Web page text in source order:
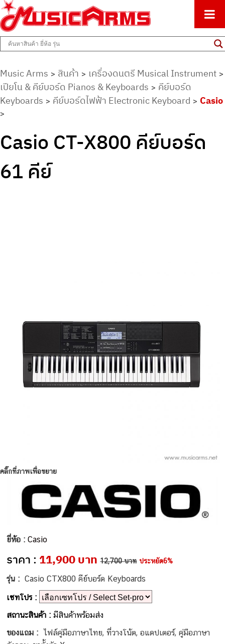
Music Arms
ศูนย์รวมครื่องดนตรีทุกชนิด ตั้งแต่เริ่มต้นถึงมืออาชีพ
Music Arms > สินค้า > เครื่องดนตรี Musical Instrument >
เปียโน & คีย์บอร์ด Pianos & Keyboards > คีย์บอร์ด
Keyboards > คีย์บอร์ดไฟฟ้า Electronic Keyboard > Casio
>
Casio CT-X800 คีย์บอร์ด
61 คีย์
คลิ๊กที่ภาพเพื่อขยาย
ยี่ห้อ :Casio
ราคา : 11,900 บาท 12,700 บาท ประหยัด6%
รุ่น :Casio CTX800 คีย์บอร์ด Keyboards
เซทโปร :
สถานะสินค้า :มีสินค้าพร้อมส่ง
ของแถม : ไฟล์คู่มือภาษาไทย, ที่วางโน้ต, อแดปเตอร์, คู่มือภาษา